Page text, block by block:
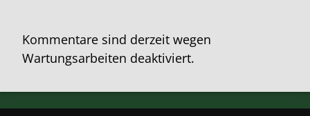
Kommentare sind derzeit wegen
Wartungsarbeiten deaktiviert.